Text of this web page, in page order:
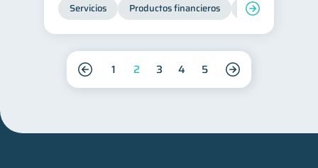
Servicios Productos financieros Inclusión
1 2 3 4 5